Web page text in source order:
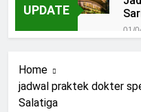
UPDATE
01/
Home
jadwal praktek dokter
Salatiga